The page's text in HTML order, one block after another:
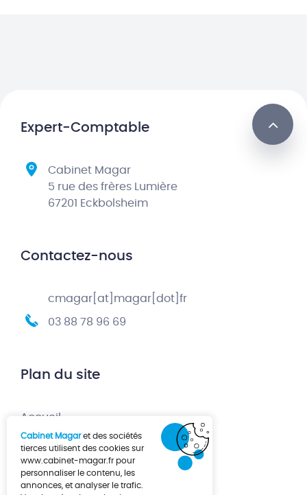
Expert-Comptable
Cabinet Magar
5 rue des frères Lumière
67201 Eckbolsheim
Contactez-nous
cmagar[at]magar[dot]fr
03 88 78 96 69
Plan du site
Accueil
Création d’entreprise
Développement d’entreprise
À propos
Cabinet Magaret des sociétés
tierces utilisent des cookies sur
www.cabinet-magar.frpour
personnaliser le contenu, les
annonces, et analyser le trafic.